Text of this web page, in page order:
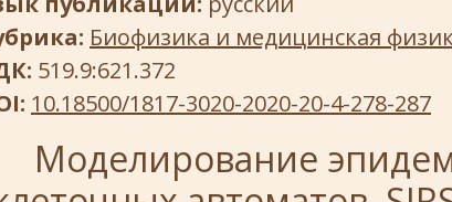
Биофизика и медицинская
519.9:621.372
10.18500/1817-3020-2020-20-4-278-287
Моделирование